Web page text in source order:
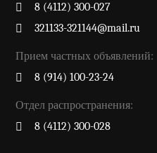
8 (4112) 300-027
321133-321144@mail.ru
Прием частных объявлений:
8 (914) 100-23-24
Отдел распространения:
8 (4112) 300-028